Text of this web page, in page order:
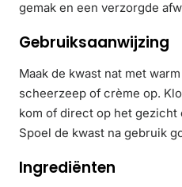
gemak en een verzorgde
Gebruiksaanwijzing
Maak de kwast nat met
scheerzeep of crème op.
kom of direct op het
Spoel de kwast na gebruik
Ingrediënten